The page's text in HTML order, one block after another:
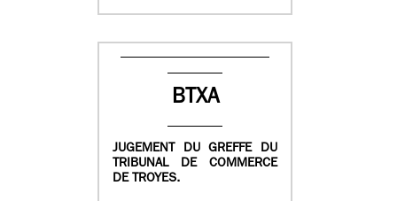
BTXA
JUGEMENT DU GREFFE DU
TRIBUNAL DE COMMERCE
DE TROYES.